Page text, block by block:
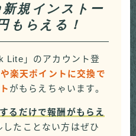
インストー
らえる！
Lite」のアカウント登
楽天ポイントに交換で
がもらえちゃいます。
るだけで報酬がもらえ
たことない方はぜひ